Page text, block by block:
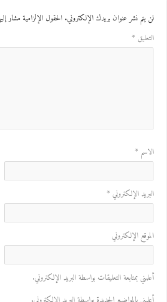
يتم نشر عنوان بريدك الإلكتروني.الحقول الإلزامية مشار إليها بـ*
*
*
الإلكتروني*
الإلكتروني
بمتابعة التعليقات بواسطة البريد الإلكتروني.